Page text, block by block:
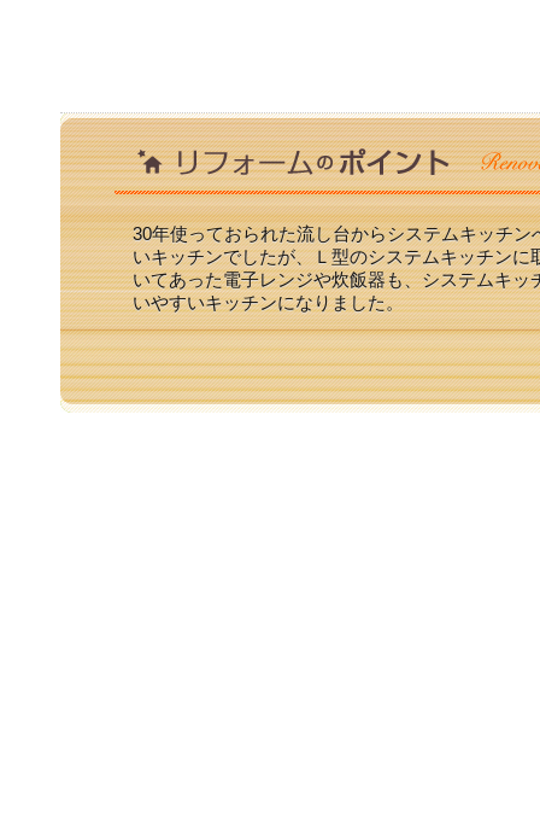
30年使っておられた流し台からシステムキッチ
いキッチンでしたが、Ｌ型のシステムキッチン
いてあった電子レンジや炊飯器も、システムキ
いやすいキッチンになりました。